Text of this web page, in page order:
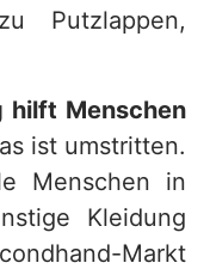
Putzlappen,
hilft Menschen
ist umstritten.
Menschen in
Kleidung
Markt